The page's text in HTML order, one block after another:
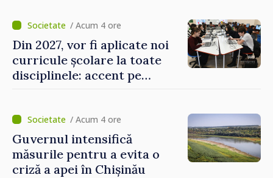
/ Acum 4 ore
Din 2027, vor fi aplicate noi
curricule școlare la toate
disciplinele: accent pe
situații reale/ Acum 4 ore
Guvernul intensifică
măsurile pentru a evita o
criză a apei în Chișinău